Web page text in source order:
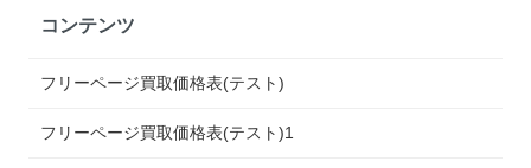
コンテンツ
フリーページ買取価格表(テスト)
フリーページ買取価格表(テスト)1